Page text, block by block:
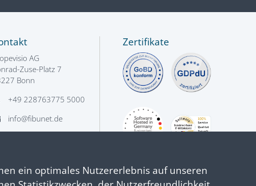
AG
Zuse-Platz 7
Bonn
+49 228763775 5000
info@fibunet.de
Zertifikate
ein optimales Nutzererlebnis auf unseren